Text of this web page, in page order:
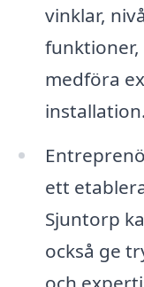
vinklar,
funktioner,
medföra
installation.
ett
Sjuntorp
också ge